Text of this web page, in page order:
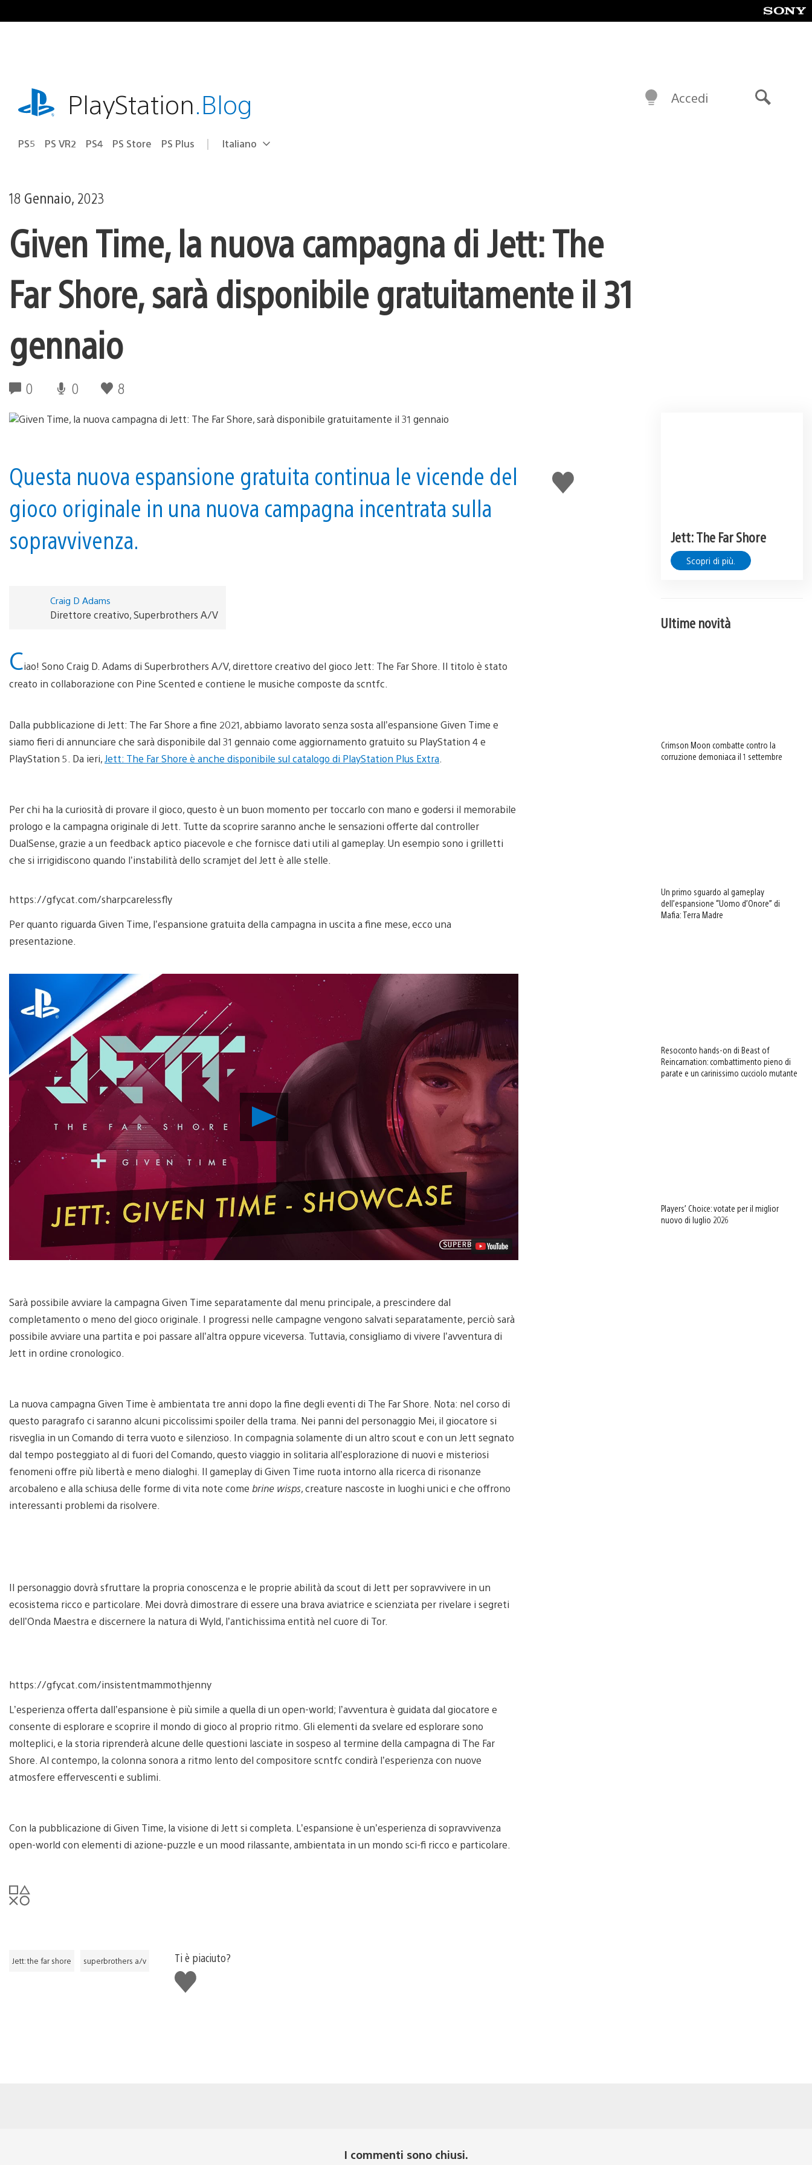
al
playstation.comPlayStation.Blog
PS5 PS VR2 PS4 PS Store PS Plus Seleziona
Regione
Italiano
Accedi
18 Gennaio, 2023
Given Time, la nuova campagna di Jett: The
Far Shore, sarà disponibile gratuitamente il 31
gennaio
0 0 8
Mi
piace
Questa nuova espansione gratuita continua le vicende del
gioco originale in una nuova campagna incentrata sulla
sopravvivenza.
Craig D Adams
Direttore creativo, Superbrothers A/V
Ciao! Sono Craig D. Adams di Superbrothers A/V, direttore creativo del gioco Jett: The Far Shore. Il titolo è stato
creato in collaborazione con Pine Scented e contiene le musiche composte da scntfc.
Dalla pubblicazione di Jett: The Far Shore a fine 2021, abbiamo lavorato senza sosta all’espansione Given Time e
siamo fieri di annunciare che sarà disponibile dal 31 gennaio come aggiornamento gratuito su PlayStation 4 e
PlayStation 5. Da ieri,Jett: The Far Shore è anche disponibile sul catalogo di PlayStation Plus Extra
Per chi ha la curiosità di provare il gioco, questo è un buon momento per toccarlo con mano e godersi il memorabile
prologo e la campagna originale di Jett. Tutte da scoprire saranno anche le sensazioni offerte dal controller
DualSense, grazie a un feedback aptico piacevole e che fornisce dati utili al gameplay. Un esempio sono i grilletti
che si irrigidiscono quando l’instabilità dello scramjet del Jett è alle stelle.
https://gfycat.com/sharpcarelessfly
Per quanto riguarda Given Time, l’espansione gratuita della campagna in uscita a fine mese, ecco una
presentazione.
Riproduci
video
Sarà possibile avviare la campagna Given Time separatamente dal menu principale, a prescindere dal
completamento o meno del gioco originale. I progressi nelle campagne vengono salvati separatamente, perciò sarà
possibile avviare una partita e poi passare all’altra oppure viceversa. Tuttavia, consigliamo di vivere l’avventura di
Jett in ordine cronologico.
La nuova campagna Given Time è ambientata tre anni dopo la fine degli eventi di The Far Shore. Nota: nel corso di
questo paragrafo ci saranno alcuni piccolissimi spoiler della trama. Nei panni del personaggio Mei, il giocatore si
risveglia in un Comando di terra vuoto e silenzioso. In compagnia solamente di un altro scout e con un Jett segnato
dal tempo posteggiato al di fuori del Comando, questo viaggio in solitaria all’esplorazione di nuovi e misteriosi
fenomeni offre più libertà e meno dialoghi. Il gameplay di Given Time ruota intorno alla ricerca di risonanze
arcobaleno e alla schiusa delle forme di vita note come brine wisps, creature nascoste in luoghi unici e che offrono
interessanti problemi da risolvere.
Il personaggio dovrà sfruttare la propria conoscenza e le proprie abilità da scout di Jett per sopravvivere in un
ecosistema ricco e particolare. Mei dovrà dimostrare di essere una brava aviatrice e scienziata per rivelare i segreti
dell’Onda Maestra e discernere la natura di Wyld, l’antichissima entità nel cuore di Tor.
https://gfycat.com/insistentmammothjenny
L’esperienza offerta dall’espansione è più simile a quella di un open-world; l’avventura è guidata dal giocatore e
consente di esplorare e scoprire il mondo di gioco al proprio ritmo. Gli elementi da svelare ed esplorare sono
molteplici, e la storia riprenderà alcune delle questioni lasciate in sospeso al termine della campagna di The Far
Shore. Al contempo, la colonna sonora a ritmo lento del compositore scntfc condirà l’esperienza con nuove
atmosfere effervescenti e sublimi.
Con la pubblicazione di Given Time, la visione di Jett si completa. L’espansione è un’esperienza di sopravvivenza
open-world con elementi di azione-puzzle e un mood rilassante, ambientata in un mondo sci-fi ricco e particolare.
Jett: the far shore superbrothers a/v
Ti è piaciuto?
Mi
piace
Jett: The Far Shore
Scopri di più.
Ultime novità
Crimson Moon combatte contro la
corruzione demoniaca il 1 settembre
Un primo sguardo al gameplay
dell’espansione “Uomo d’Onore” di
Mafia: Terra Madre
Resoconto hands-on di Beast of
Reincarnation: combattimento pieno di
parate e un carinissimo cucciolo mutante
Players’ Choice: votate per il miglior
nuovo di luglio 2026
I commenti sono chiusi.